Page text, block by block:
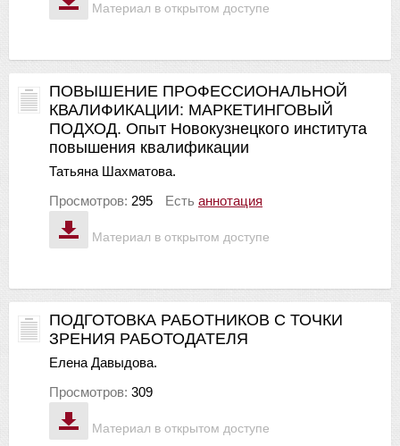
Материал в открытом доступе
Материал в открытом доступе
ПОВЫШЕНИЕ ПРОФЕССИОНАЛЬНОЙ
КВАЛИФИКАЦИИ: МАРКЕТИНГОВЫЙ
ПОДХОД. Опыт Новокузнецкого института
повышения квалификации
Татьяна Шахматова.
Просмотров: 295 Есть аннотация
Материал в открытом доступе
ПОДГОТОВКА РАБОТНИКОВ С ТОЧКИ
ЗРЕНИЯ РАБОТОДАТЕЛЯ
Елена Давыдова.
Просмотров: 309